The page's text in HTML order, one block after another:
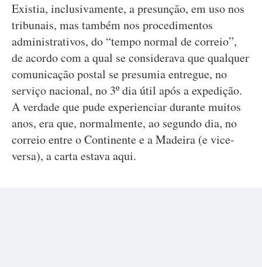
Existia, inclusivamente, a presunção, em uso nos
tribunais, mas também nos procedimentos
administrativos, do “tempo normal de correio”,
de acordo com a qual se considerava que qualquer
comunicação postal se presumia entregue, no
serviço nacional, no 3º dia útil após a expedição.
A verdade que pude experienciar durante muitos
anos, era que, normalmente, ao segundo dia, no
correio entre o Continente e a Madeira (e vice-
versa), a carta estava aqui.